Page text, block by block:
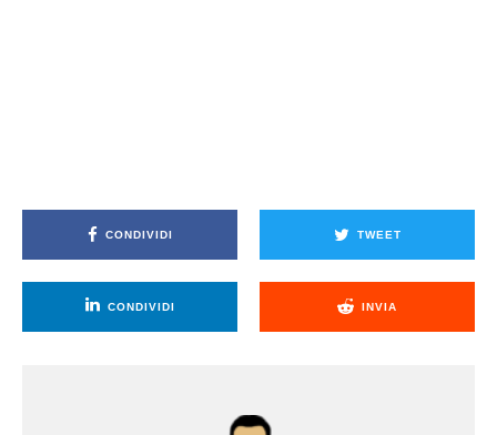
CONDIVIDI TWEET
CONDIVIDI INVIA